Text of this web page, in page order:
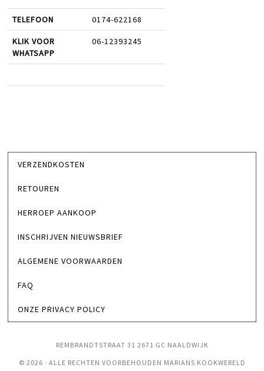
TELEFOON 0174-622168
KLIK VOOR
WHATSAPP
06-12393245
VERZENDKOSTEN
RETOUREN
HERROEP AANKOOP
INSCHRIJVEN NIEUWSBRIEF
ALGEMENE VOORWAARDEN
FAQ
ONZE PRIVACY POLICY
REMBRANDTSTRAAT 31 2671 GC NAALDWIJK
© 2026 · ALLE RECHTEN VOORBEHOUDEN MARIANS KOOKWERELD